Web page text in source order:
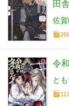
田
弟
(ヤ
佐
令
と